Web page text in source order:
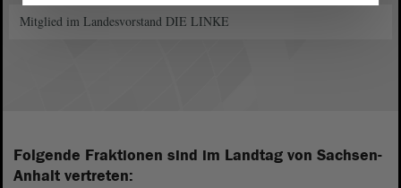
Mitglied im Landesvorstand DIE LINKE
Folgende Fraktionen sind im Landtag von Sachsen-
Anhalt vertreten: